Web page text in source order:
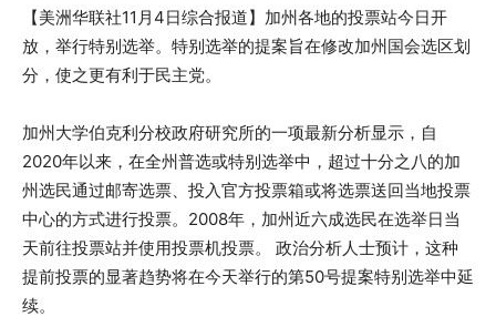
【美洲华联社11月4日综合报道】加州各地的投票站今日开
放，举行特别选举。特别选举的提案旨在修改加州国会选区划
分，使之更有利于民主党。
加州大学伯克利分校政府研究所的一项最新分析显示，自
2020年以来，在全州普选或特别选举中，超过十分之八的加
州选民通过邮寄选票、投入官方投票箱或将选票送回当地投票
中心的方式进行投票。2008年，加州近六成选民在选举日当
天前往投票站并使用投票机投票。 政治分析人士预计，这种
提前投票的显著趋势将在今天举行的第50号提案特别选举中延
续。